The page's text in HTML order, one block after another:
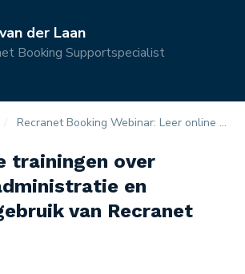
der Laan
Booking Supportspecialist
Recranet Booking Webinar: Leer online werken met ons reserveringssysteem
trainingen over
en
van Recranet